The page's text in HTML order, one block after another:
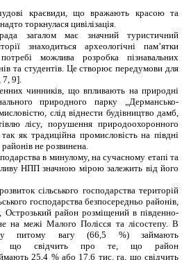
краєвиди, що вражають красою та
торкнулася цивілізація.
рада загалом має значний туристичний
знаходиться археологічні пам’ятки
можлива розробка пізнавальних
та студентів. Це створює передумови для
7, 9].
чинників, що впливають на природні
природного парку „Дермансько-
слід віднести будівництво дамб,
лісу, порушення природоохоронного
як традиційна промисловість на півдні
не розвинена.
в минулому, на сучасному етапі та
НПП значною мірою залежить від його
сільського господарства територій
господарства безпосередньо районів,
Острозький район розміщений в південно-
на межі Малого Полісся та лісостепу. В
питому вагу (66,5 %) займають
що свідчить про те, що район
25,4 % або 17,6 тис. га, що свідчить